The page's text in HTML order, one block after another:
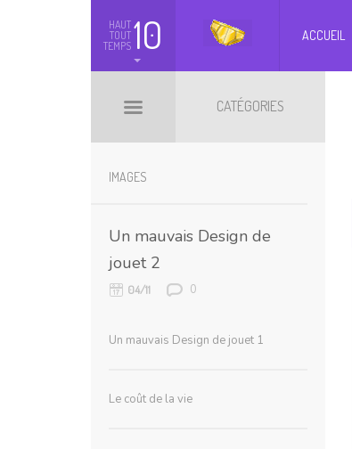
HAUT
TOUT
TEMPS 10 ACCUEIL
BILLETS HOT
CATÉGORIES
IMAGES
Un mauvais Design de
jouet 2
04/11 0
Un mauvais Design de jouet 1
Le coût de la vie